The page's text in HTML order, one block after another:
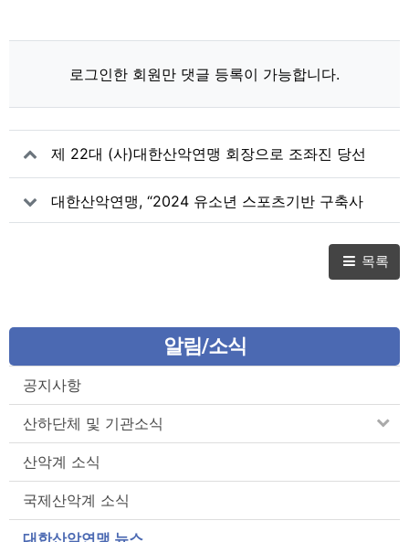
로그인한 회원만 댓글 등록이 가능합니다.
제 22대 (사)대한산악연맹 회장으로 조좌진 당선
대한산악연맹, “2024 유소년 스포츠기반 구축사
업” AR클라이밍으로 유소년 체력 증진과 교육 효
목록
알림/소식
공지사항
산하단체 및 기관소식
산악계 소식
국제산악계 소식